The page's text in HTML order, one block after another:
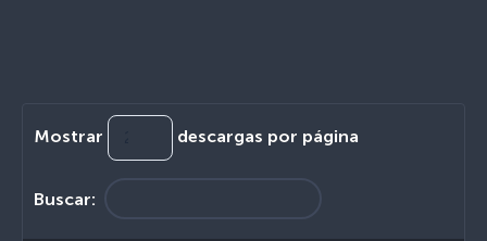
Mostrar descargas por página
Buscar: